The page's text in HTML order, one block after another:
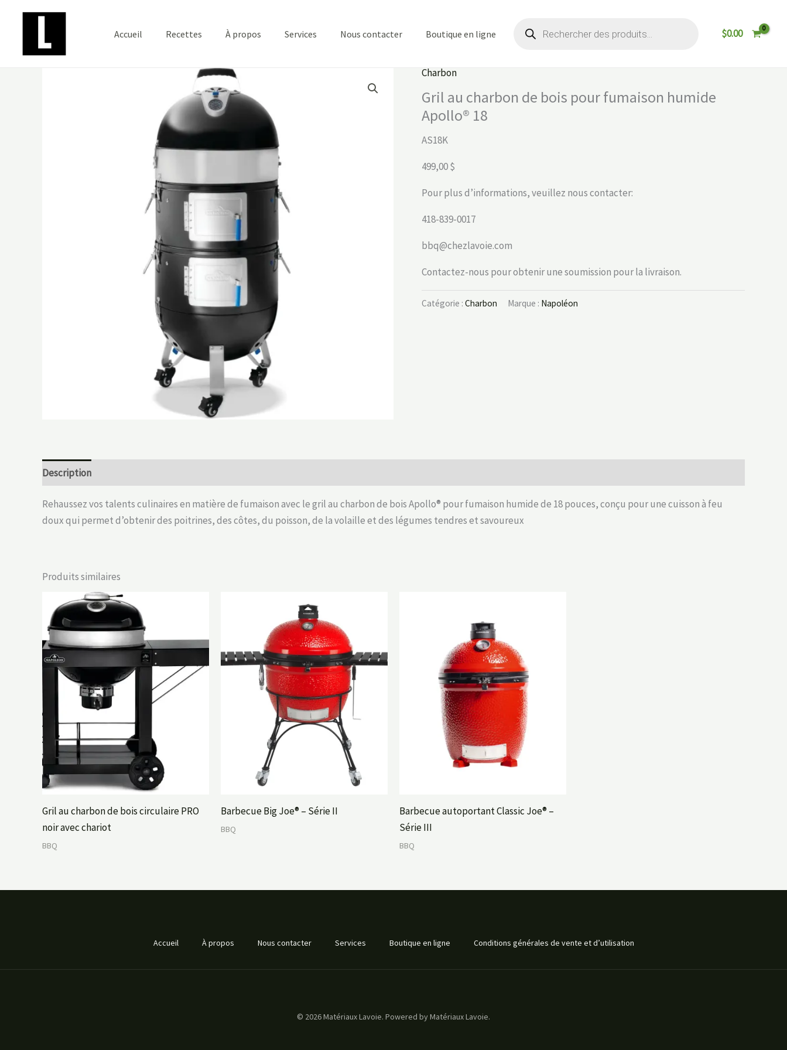
Accueil Recettes À propos Services Nous contacter Boutique en ligne produits $0.00
Charbon
Gril au charbon de bois pour fumaison humide
Apollo® 18
AS18K
499,00 $
Pour plus d’informations, veuillez nous contacter:
418-839-0017
bbq@chezlavoie.com
Contactez-nous pour obtenir une soumission pour la livraison.
Catégorie : Charbon Marque : Napoléon
Description
Rehaussez vos talents culinaires en matière de fumaison avec le gril au charbon de bois Apollo® pour fumaison humide de 18 pouces, conçu pour une cuisson à feu
doux qui permet d’obtenir des poitrines, des côtes, du poisson, de la volaille et des légumes tendres et savoureux
Produits similaires
Gril au charbon de bois circulaire PRO
noir avec chariot
BBQ
Barbecue Big Joe® – Série II
BBQ
Barbecue autoportant Classic Joe® –
Série III
BBQ
Accueil À propos Nous contacter Services Boutique en ligne Conditions générales de vente et d’utilisation
© 2026 Matériaux Lavoie. Powered by Matériaux Lavoie.